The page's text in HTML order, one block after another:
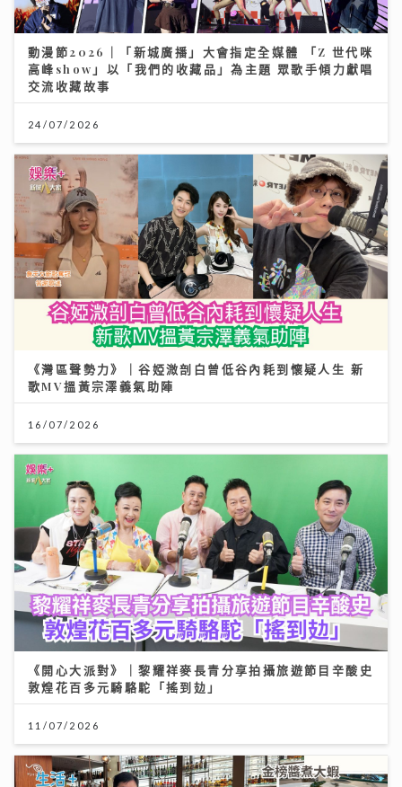
《灣區聲勢力》｜谷婭溦剖白曾低谷內耗到懷疑人生 新
歌MV搵黃宗澤義氣助陣
16/07/2026
《開心大派對》｜黎耀祥麥長青分享拍攝旅遊節目辛酸史
敦煌花百多元騎駱駝「搖到攰」
11/07/2026
【#豐味旅程】｜尖沙咀iSQUARE南海一號 維港全景的
南洋粵菜體驗 金榜醬煮大蝦與茶燻雞的航海日誌